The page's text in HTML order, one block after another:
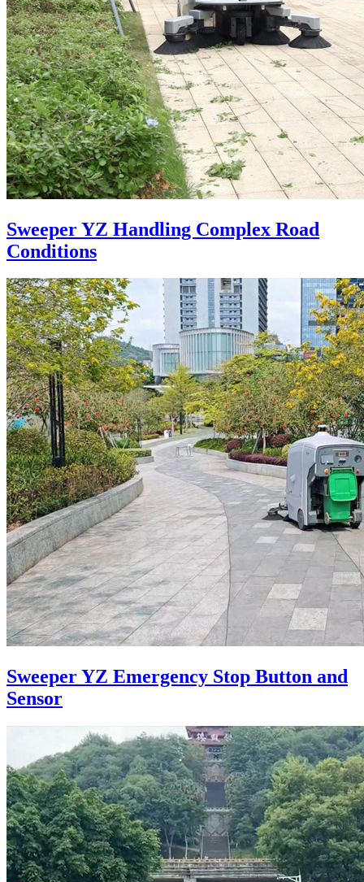
Sweeper YZ Handling Complex Road
Conditions
Sweeper YZ Emergency Stop Button and
Sensor